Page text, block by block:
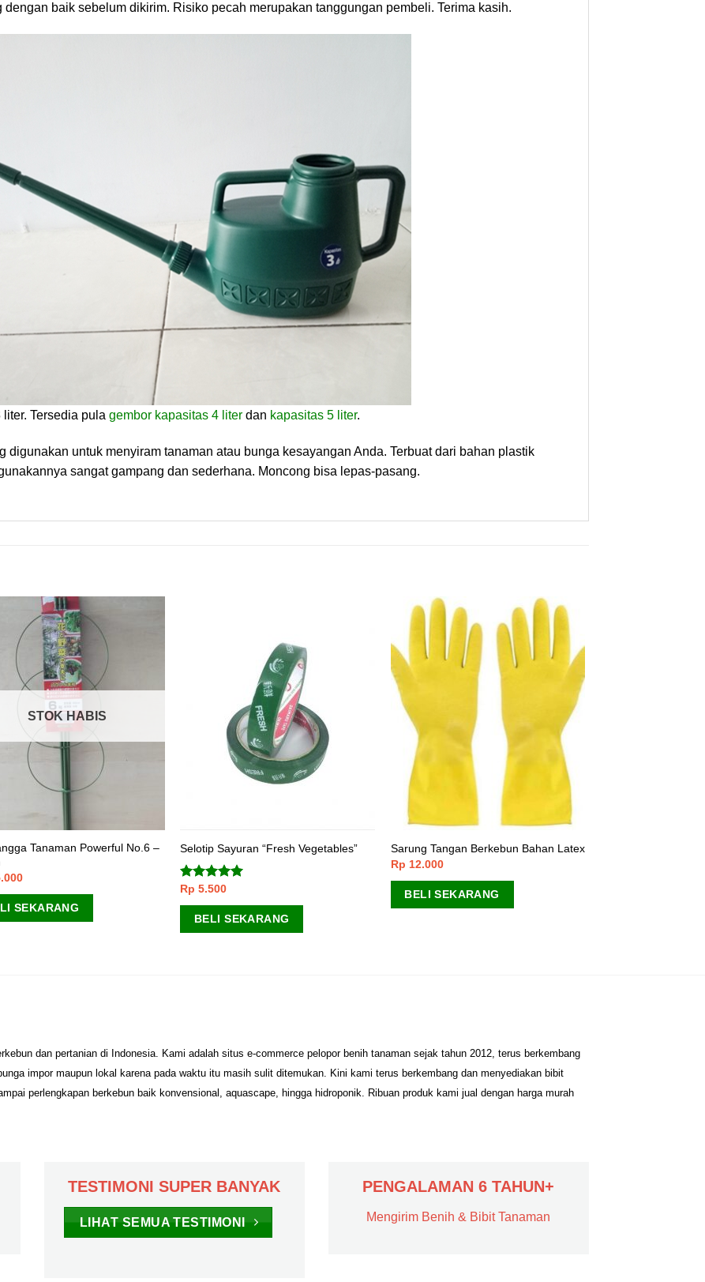
baik sebelum dikirim. Risiko pecah merupakan tanggungan pembeli. Terima kasih.
Tersedia pula gembor kapasitas 4 liter dan kapasitas 5 liter.
digunakan untuk menyiram tanaman atau bunga kesayangan Anda. Terbuat dari bahan plastik
sangat gampang dan sederhana. Moncong bisa lepas-pasang.
STOK HABIS
Tanaman Powerful No.6 –
SEKARANG
Selotip Sayuran “Fresh Vegetables”
Dinilai4.67
Rp 5.500
BELI SEKARANG
Sarung Tangan Berkebun Bahan Latex
Rp 12.000
BELI SEKARANG
dan pertanian di Indonesia. Kami adalah situs e-commerce pelopor benih tanaman sejak tahun 2012, terus berkembang
impor maupun lokal karena pada waktu itu masih sulit ditemukan. Kini kami terus berkembang dan menyediakan bibit
perlengkapan berkebun baik konvensional, aquascape, hingga hidroponik. Ribuan produk kami jual dengan harga murah
TESTIMONI SUPER BANYAK
LIHAT SEMUA TESTIMONI
PENGALAMAN 6 TAHUN+
Mengirim Benih & Bibit Tanaman